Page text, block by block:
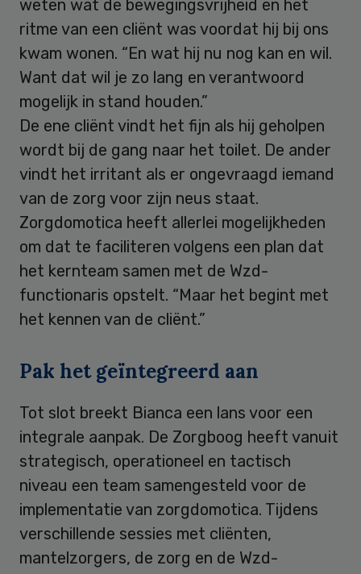
weten wat de bewegingsvrijheid en het
ritme van een cliënt was voordat hij bij ons
kwam wonen. “En wat hij nu nog kan en wil.
Want dat wil je zo lang en verantwoord
mogelijk in stand houden.”
De ene cliënt vindt het fijn als hij geholpen
wordt bij de gang naar het toilet. De ander
vindt het irritant als er ongevraagd iemand
van de zorg voor zijn neus staat.
Zorgdomotica heeft allerlei mogelijkheden
om dat te faciliteren volgens een plan dat
het kernteam samen met de Wzd-
functionaris opstelt. “Maar het begint met
het kennen van de cliënt.”
Pak het geïntegreerd aan
Tot slot breekt Bianca een lans voor een
integrale aanpak. De Zorgboog heeft vanuit
strategisch, operationeel en tactisch
niveau een team samengesteld voor de
implementatie van zorgdomotica. Tijdens
verschillende sessies met cliënten,
mantelzorgers, de zorg en de Wzd-